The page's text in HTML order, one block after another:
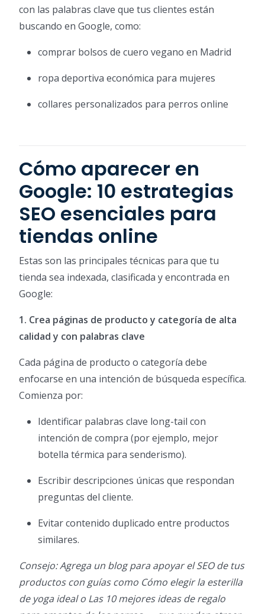
con las palabras clave que tus clientes están
buscando en Google, como:
comprar bolsos de cuero vegano en Madrid
ropa deportiva económica para mujeres
collares personalizados para perros online
Cómo aparecer en
Google: 10 estrategias
SEO esenciales para
tiendas online
Estas son las principales técnicas para que tu
tienda sea indexada, clasificada y encontrada en
Google:
1. Crea páginas de producto y categoría de alta
calidad y con palabras clave
Cada página de producto o categoría debe
enfocarse en una intención de búsqueda específica.
Comienza por:
Identificar palabras clave long-tail con
intención de compra (por ejemplo, mejor
botella térmica para senderismo).
Escribir descripciones únicas que respondan
preguntas del cliente.
Evitar contenido duplicado entre productos
similares.
Consejo: Agrega un blog para apoyar el SEO de tus
productos con guías como Cómo elegir la esterilla
de yoga ideal o Las 10 mejores ideas de regalo